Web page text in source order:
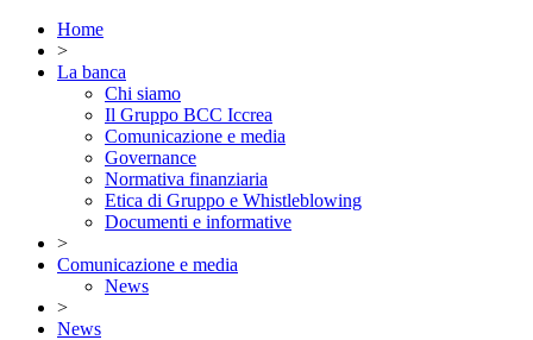
Home
>
La banca
Chi siamo
Il Gruppo BCC Iccrea
Comunicazione e media
Governance
Normativa finanziaria
Etica di Gruppo e Whistleblowing
Documenti e informative
>
Comunicazione e media
News
>
News